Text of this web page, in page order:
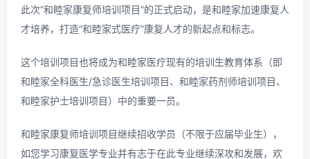
此次“和睦家康复师培训项目”的正式启动，是和睦家加速康复人
才培养，打造“和睦家式医疗”康复人才的新起点和标志。
这个培训项目也将成为和睦家医疗现有的培训生教育体系（即
和睦家全科医生/急诊医生培训项目、和睦家药剂师培训项目、
和睦家护士培训项目）中的重要一员。
和睦家康复师培训项目继续招收学员（不限于应届毕业生），
如您学习康复医学专业并有志于在此专业继续深攻和发展，欢